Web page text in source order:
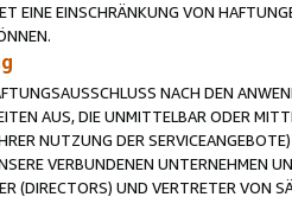
EINE EINSCHRÄNKUNG VON
NACH DEN
AUS, DIE UNMITTELBAR ODER
NUTZUNG DER
VERBUNDENEN UNTERNEHMEN
(DIRECTORS) UND VERTRETER VON